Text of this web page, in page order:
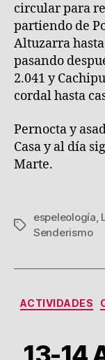
circular para
partiendo de
Altuzarra
pasando
2.041 y
cordal hasta
Pernocta y
Casa y al día
Marte.
Etiquetas
espeleología,
Senderismo
ACTIVIDADES